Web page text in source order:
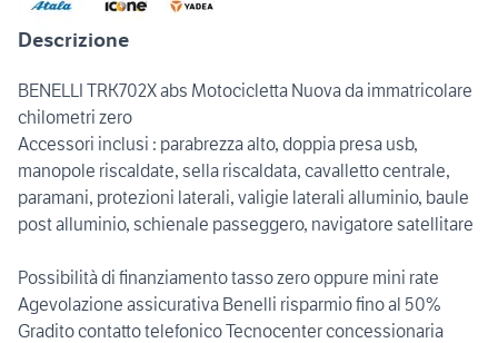
Descrizione
BENELLI TRK702X abs Motocicletta Nuova da immatricolare
chilometri zero
Accessori inclusi : parabrezza alto, doppia presa usb,
manopole riscaldate, sella riscaldata, cavalletto centrale,
paramani, protezioni laterali, valigie laterali alluminio, baule
post alluminio, schienale passeggero, navigatore satellitare
Possibilità di finanziamento tasso zero oppure mini rate
Agevolazione assicurativa Benelli risparmio fino al 50%
Gradito contatto telefonico Tecnocenter concessionaria